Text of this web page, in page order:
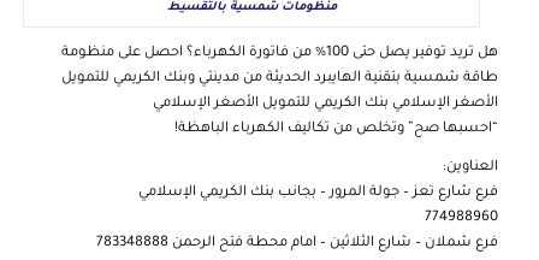
منظومات شمسية بالتقسيط
هل تريد توفير يصل حتى 100% من فاتورة الكهرباء؟ احصل على منظومة
طاقة شمسية بتقنية الهايبرد الحديثة من مدينتي وبنك الكريمي للتمويل
الأصغر الإسلامي بنك الكريمي للتمويل الأصغر الإسلامي
“احسبها صح” وتخلص من تكاليف الكهرباء الباهظة!
العناوين:
فرع شارع تعز – جولة المرور – بجانب بنك الكريمي الإسلامي
774988960
فرع شملان – شارع الثلاثين – امام محطة فتح الرحمن 783348888